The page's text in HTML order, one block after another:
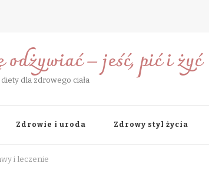
– jeść, pić i żyć
dla zdrowego ciała
Zdrowie i uroda Zdrowy styl życia
i leczenie